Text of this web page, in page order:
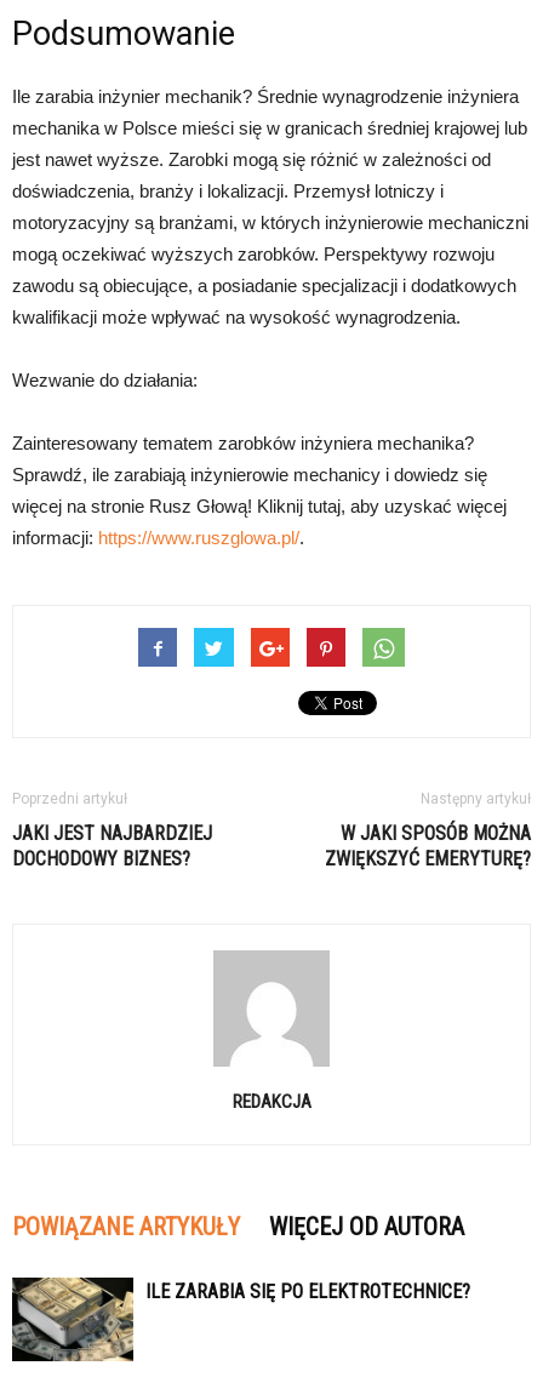
Podsumowanie
Ile zarabia inżynier mechanik? Średnie wynagrodzenie inżyniera
mechanika w Polsce mieści się w granicach średniej krajowej lub
jest nawet wyższe. Zarobki mogą się różnić w zależności od
doświadczenia, branży i lokalizacji. Przemysł lotniczy i
motoryzacyjny są branżami, w których inżynierowie mechaniczni
mogą oczekiwać wyższych zarobków. Perspektywy rozwoju
zawodu są obiecujące, a posiadanie specjalizacji i dodatkowych
kwalifikacji może wpływać na wysokość wynagrodzenia.
Wezwanie do działania:
Zainteresowany tematem zarobków inżyniera mechanika?
Sprawdź, ile zarabiają inżynierowie mechanicy i dowiedz się
więcej na stronie Rusz Głową! Kliknij tutaj, aby uzyskać więcej
informacji: https://www.ruszglowa.pl/.
Poprzedni artykuł
JAKI JEST NAJBARDZIEJ
DOCHODOWY BIZNES?
Następny artykuł
W JAKI SPOSÓB MOŻNA
ZWIĘKSZYĆ EMERYTURĘ?
REDAKCJA
POWIĄZANE ARTYKUŁY WIĘCEJ OD AUTORA
ILE ZARABIA SIĘ PO ELEKTROTECHNICE?